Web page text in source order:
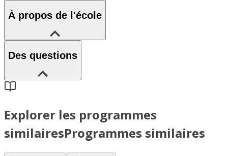
À propos de l'école
Des questions
Explorer les programmes
similairesProgrammes similaires